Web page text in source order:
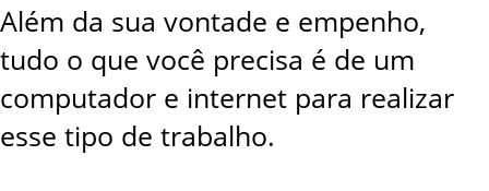
Além da sua vontade e empenho,
tudo o que você precisa é de um
computador e internet para realizar
esse tipo de trabalho.